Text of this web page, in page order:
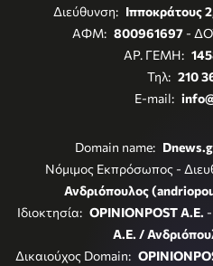
Διεύθυνση: Ιπποκράτους
ΑΦΜ: 800961697-
ΑΡ. ΓΕΜΗ:
Τηλ: 210
E-mail:
Domain name:
Νόμιμος Εκπρόσωπος -
Ανδριόπουλος
Ιδιοκτησία: OPINIONPOST A.E.
Α.Ε. /
Δικαιούχος Domain: